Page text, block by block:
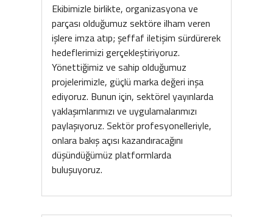
Ekibimizle birlikte, organizasyona ve
parçası olduğumuz sektöre ilham veren
işlere imza atıp; şeffaf iletişim sürdürerek
hedeflerimizi gerçekleştiriyoruz.
Yönettiğimiz ve sahip olduğumuz
projelerimizle, güçlü marka değeri inşa
ediyoruz. Bunun için, sektörel yayınlarda
yaklaşımlarımızı ve uygulamalarımızı
paylaşıyoruz. Sektör profesyonelleriyle,
onlara bakış açısı kazandıracağını
düşündüğümüz platformlarda
buluşuyoruz.